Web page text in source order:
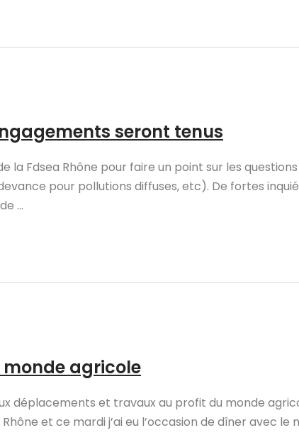
seront tenus
la Fdsea Rhône pour faire un point sur les
pour pollutions diffuses, etc). De fortes
...
monde agricole
déplacements et travaux au profit du monde
Rhône et ce mardi j’ai eu l’occasion de dîner avec